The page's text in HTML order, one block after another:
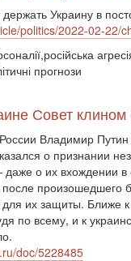
Украину в
politics/2022-02-22/
прогнози
Совет
Владимир
о признании
о их вхождении в
произошедшего
их защиты. Ближе
по всему, и к
doc/5228485